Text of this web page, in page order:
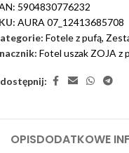
5904830776232
AURA 07_12413685708
Fotele z pufą,
Fotel uszak ZOJA z
OPISDODATKOWE